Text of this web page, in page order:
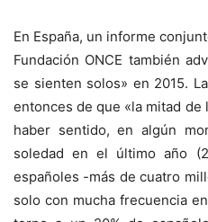
En España, un informe
Fundación ONCE también
se sienten solos» en 2015.
entonces de que «la mitad de
haber sentido, en algún
soledad en el último año
españoles -más de cuatro
solo con mucha frecuencia